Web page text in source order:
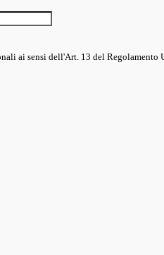
ai sensi dell'Art. 13 del Regolamento